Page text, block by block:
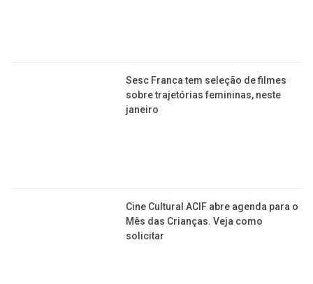
Sesc Franca tem seleção de filmes
sobre trajetórias femininas, neste
janeiro
Cine Cultural ACIF abre agenda para o
Mês das Crianças. Veja como
solicitar